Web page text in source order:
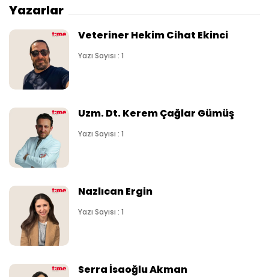
Yazarlar
Veteriner Hekim Cihat Ekinci
Yazı Sayısı : 1
Uzm. Dt. Kerem Çağlar Gümüş
Yazı Sayısı : 1
Nazlıcan Ergin
Yazı Sayısı : 1
Serra İsaoğlu Akman